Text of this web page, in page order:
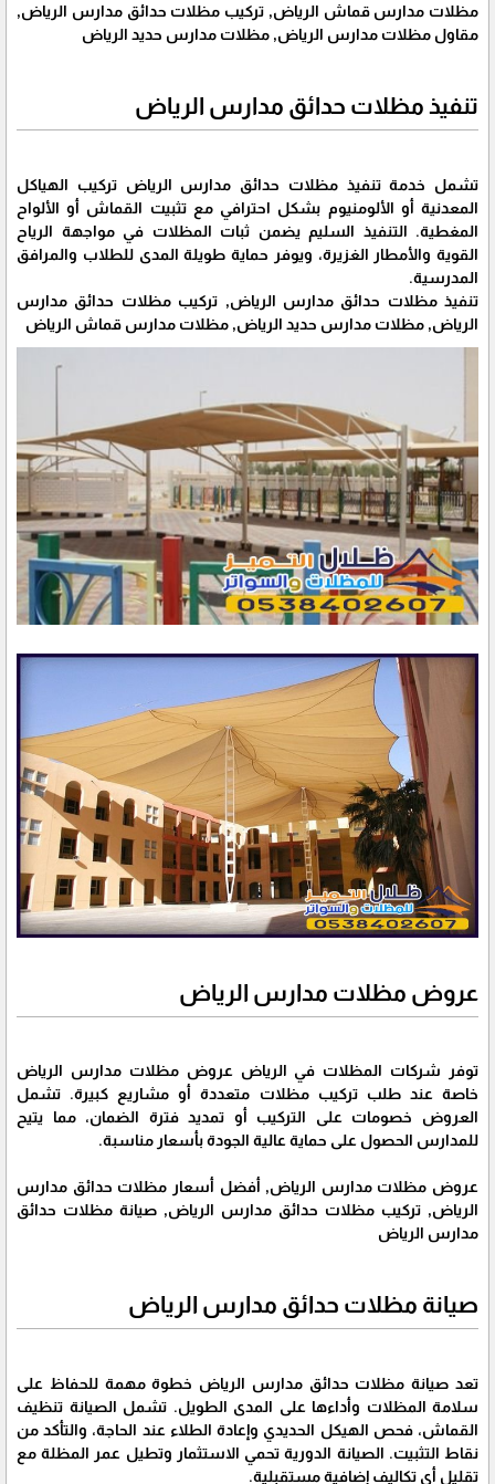
مظلات مدارس قماش الرياض, تركيب مظلات حدائق مدارس الرياض,
مقاول مظلات مدارس الرياض, مظلات مدارس حديد الرياض
تنفيذ مظلات حدائق مدارس الرياض
تشمل خدمة تنفيذ مظلات حدائق مدارس الرياض تركيب الهياكل
المعدنية أو الألومنيوم بشكل احترافي مع تثبيت القماش أو الألواح
المغطية. التنفيذ السليم يضمن ثبات المظلات في مواجهة الرياح
القوية والأمطار الغزيرة، ويوفر حماية طويلة المدى للطلاب والمرافق
المدرسية.
تنفيذ مظلات حدائق مدارس الرياض, تركيب مظلات حدائق مدارس
الرياض, مظلات مدارس حديد الرياض, مظلات مدارس قماش الرياض
عروض مظلات مدارس الرياض
توفر شركات المظلات في الرياض عروض مظلات مدارس الرياض
خاصة عند طلب تركيب مظلات متعددة أو مشاريع كبيرة. تشمل
العروض خصومات على التركيب أو تمديد فترة الضمان، مما يتيح
للمدارس الحصول على حماية عالية الجودة بأسعار مناسبة.
عروض مظلات مدارس الرياض, أفضل أسعار مظلات حدائق مدارس
الرياض, تركيب مظلات حدائق مدارس الرياض, صيانة مظلات حدائق
مدارس الرياض
صيانة مظلات حدائق مدارس الرياض
تعد صيانة مظلات حدائق مدارس الرياض خطوة مهمة للحفاظ على
سلامة المظلات وأداءها على المدى الطويل. تشمل الصيانة تنظيف
القماش، فحص الهيكل الحديدي وإعادة الطلاء عند الحاجة، والتأكد من
نقاط التثبيت. الصيانة الدورية تحمي الاستثمار وتطيل عمر المظلة مع
تقليل أي تكاليف إضافية مستقبلية.